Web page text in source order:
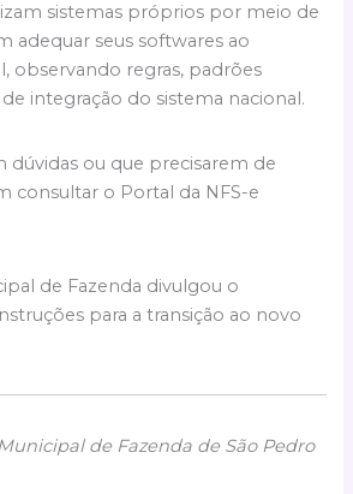
sistemas próprios por meio de
adequar seus softwares ao
observando regras, padrões
integração do sistema nacional.
dúvidas ou que precisarem de
consultar o Portal da NFS-e
de Fazenda divulgou o
para a transição ao novo
de Fazenda de São Pedro